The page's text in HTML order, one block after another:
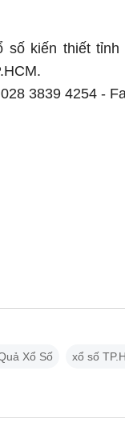
số kiến thiết
3839 4254 -
Xổ Số xổ số